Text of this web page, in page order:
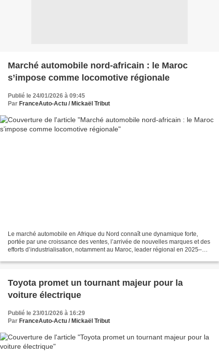
Marché automobile nord-africain : le Maroc
s’impose comme locomotive régionale
Publié le 24/01/2026 à 09:45
Par FranceAuto-Actu / Mickaël Tribut
Le marché automobile en Afrique du Nord connaît une dynamique forte,
portée par une croissance des ventes, l’arrivée de nouvelles marques et des
efforts d’industrialisation, notamment au Maroc, leader régional en 2025–
Toyota promet un tournant majeur pour la
voiture électrique
Publié le 23/01/2026 à 16:29
Par FranceAuto-Actu / Mickaël Tribut